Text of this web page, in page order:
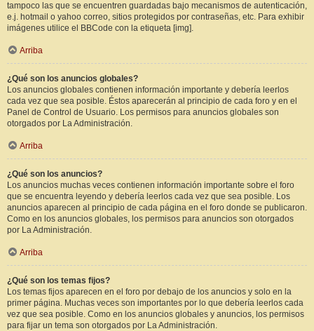
tampoco las que se encuentren guardadas bajo mecanismos de autenticación,
e.j. hotmail o yahoo correo, sitios protegidos por contraseñas, etc. Para exhibir
imágenes utilice el BBCode con la etiqueta [img].
Arriba
¿Qué son los anuncios globales?
Los anuncios globales contienen información importante y debería leerlos
cada vez que sea posible. Éstos aparecerán al principio de cada foro y en el
Panel de Control de Usuario. Los permisos para anuncios globales son
otorgados por La Administración.
Arriba
¿Qué son los anuncios?
Los anuncios muchas veces contienen información importante sobre el foro
que se encuentra leyendo y debería leerlos cada vez que sea posible. Los
anuncios aparecen al principio de cada página en el foro donde se publicaron.
Como en los anuncios globales, los permisos para anuncios son otorgados
por La Administración.
Arriba
¿Qué son los temas fijos?
Los temas fijos aparecen en el foro por debajo de los anuncios y solo en la
primer página. Muchas veces son importantes por lo que debería leerlos cada
vez que sea posible. Como en los anuncios globales y anuncios, los permisos
para fijar un tema son otorgados por La Administración.